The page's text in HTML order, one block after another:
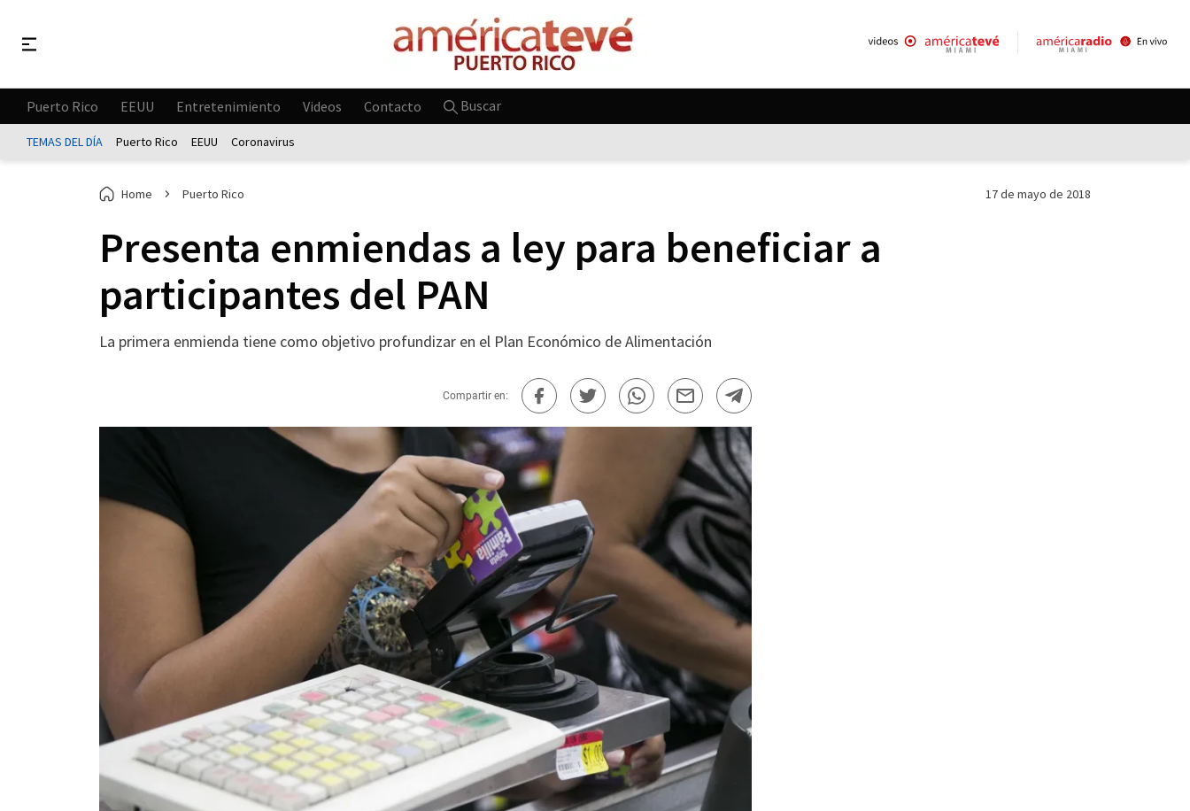
Puerto Rico EEUU Entretenimiento Videos Contacto Buscar
TEMAS DEL DÍA Puerto Rico EEUU Coronavirus
Home Puerto Rico 17 de mayo de 2018
Presenta enmiendas a ley para beneficiar a
participantes del PAN
La primera enmienda tiene como objetivo profundizar en el Plan Económico de Alimentación
Compartir en: